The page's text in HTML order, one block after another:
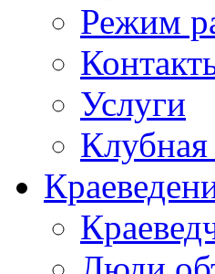
Режим
Услуги
Клубная